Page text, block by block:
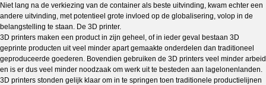
Niet lang na de verkiezing van de container als beste uitvinding, kwam echter een
andere uitvinding, met potentieel grote invloed op de globalisering, volop in de
belangstelling te staan. De 3D printer.
3D printers maken een product in zijn geheel, of in ieder geval bestaan 3D
geprinte producten uit veel minder apart gemaakte onderdelen dan traditioneel
geproduceerde goederen. Bovendien gebruiken de 3D printers veel minder arbeid
en is er dus veel minder noodzaak om werk uit te besteden aan lagelonenlanden.
3D printers stonden gelijk klaar om in te springen toen traditionele productielijnen